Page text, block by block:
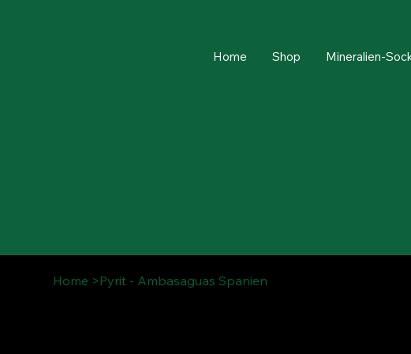
Home Shop Mineralien-
Home > Pyrit - Ambasaguas Spanien